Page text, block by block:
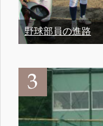
野球部員の進路